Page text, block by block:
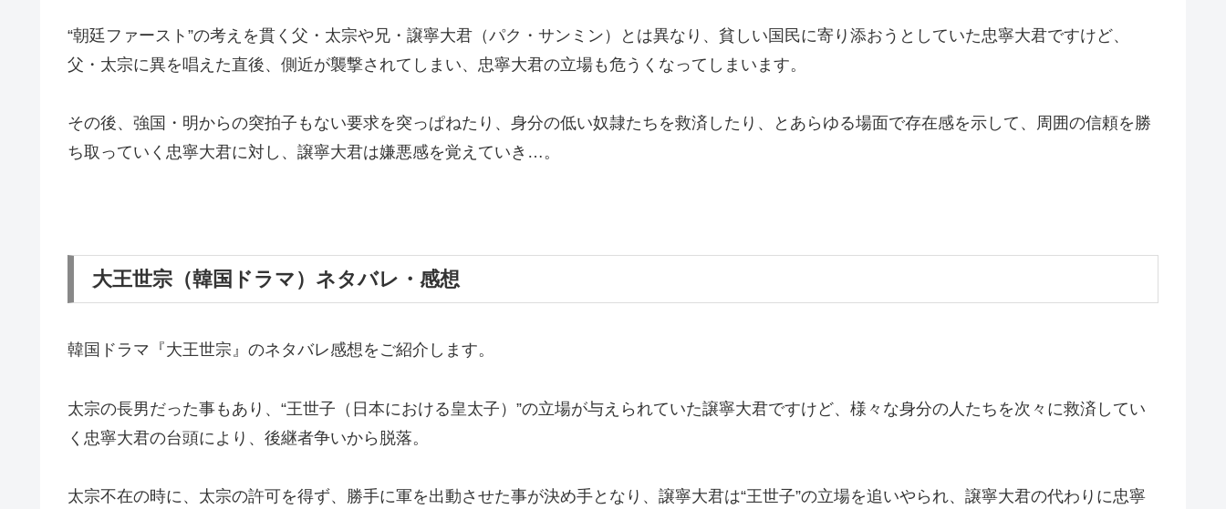
“朝廷ファースト”の考えを貫く父・太宗や兄・譲寧大君（パク・サンミン）とは異なり、貧しい国民に寄り添おうとしていた忠寧大君ですけど、
父・太宗に異を唱えた直後、側近が襲撃されてしまい、忠寧大君の立場も危うくなってしまいます。
その後、強国・明からの突拍子もない要求を突っぱねたり、身分の低い奴隷たちを救済したり、とあらゆる場面で存在感を示して、周囲の信頼を勝
ち取っていく忠寧大君に対し、譲寧大君は嫌悪感を覚えていき…。
大王世宗（韓国ドラマ）ネタバレ・感想
韓国ドラマ『大王世宗』のネタバレ感想をご紹介します。
太宗の長男だった事もあり、“王世子（日本における皇太子）”の立場が与えられていた譲寧大君ですけど、様々な身分の人たちを次々に救済してい
く忠寧大君の台頭により、後継者争いから脱落。
太宗不在の時に、太宗の許可を得ず、勝手に軍を出動させた事が決め手となり、譲寧大君は“王世子”の立場を追いやられ、譲寧大君の代わりに忠寧